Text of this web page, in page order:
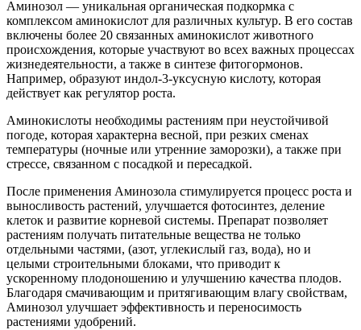
Аминозол — уникальная органическая подкормка с
комплексом аминокислот для различных культур. В его состав
включены более 20 связанных аминокислот животного
происхождения, которые участвуют во всех важных процессах
жизнедеятельности, а также в синтезе фитогормонов.
Например, образуют индол-3-уксусную кислоту, которая
действует как регулятор роста.
Аминокислоты необходимы растениям при неустойчивой
погоде, которая характерна весной, при резких сменах
температуры (ночные или утренние заморозки), а также при
стрессе, связанном с посадкой и пересадкой.
После применения Аминозола стимулируется процесс роста и
выносливость растений, улучшается фотосинтез, деление
клеток и развитие корневой системы. Препарат позволяет
растениям получать питательные вещества не только
отдельными частями, (азот, углекислый газ, вода), но и
целыми строительными блоками, что приводит к
ускоренному плодоношению и улучшению качества плодов.
Благодаря смачивающим и притягивающим влагу свойствам,
Аминозол улучшает эффективность и переносимость
растениями удобрений.